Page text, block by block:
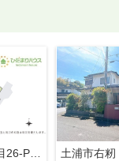
土浦市真鍋4丁目26-P1 売地 4号地
土浦市右